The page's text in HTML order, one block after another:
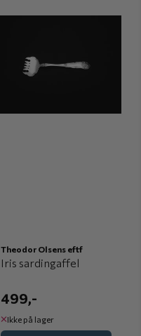
Theodor Olsens eftf
Iris sardingaffel
499,-
Ikke på lager